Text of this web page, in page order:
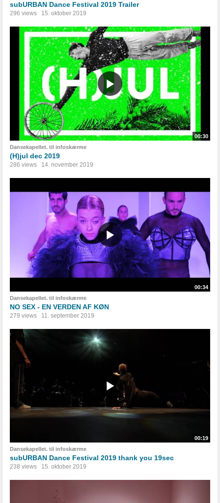
subURBAN Dance Festival 2019 Trailer
296 views 15. oktober 2019
00:30
Dansekapellet. til infoskærme
(H)jul dec 2019
286 views 14. november 2019
00:34
Dansekapellet. til infoskærme
NO SEX - EN VERDEN AF KØN
279 views 11. september 2019
00:19
Dansekapellet. til infoskærme
subURBAN Dance Festival 2019 thank you 19sec
238 views 15. oktober 2019